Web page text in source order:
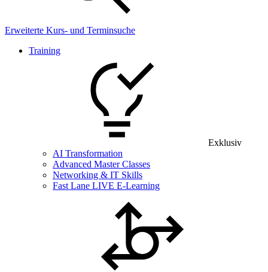
Erweiterte Kurs- und Terminsuche
Training
Exklusiv
AI Transformation
Advanced Master Classes
Networking & IT Skills
Fast Lane LIVE E-Learning